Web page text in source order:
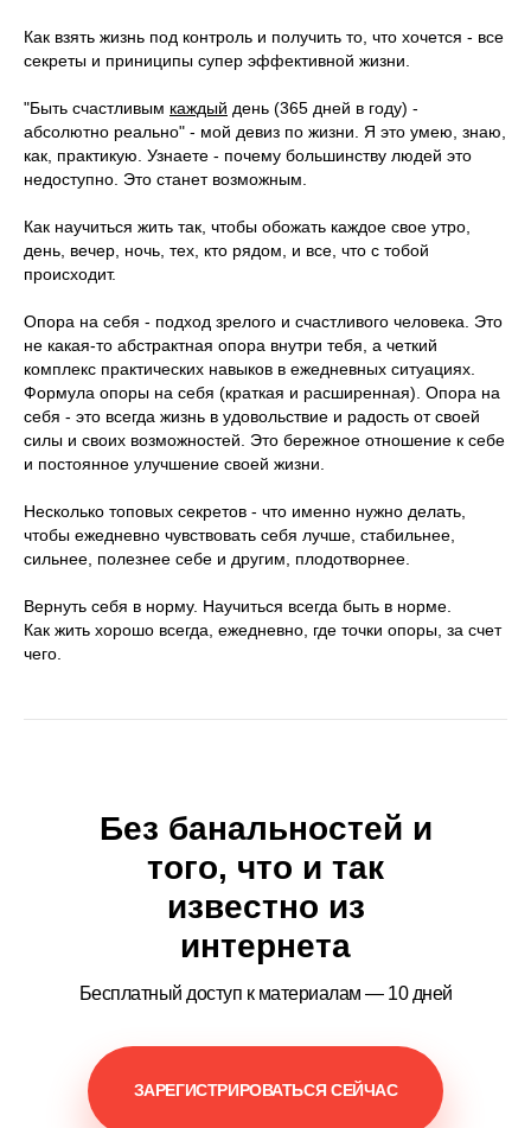
Как взять жизнь под контроль и получить то, что хочется - все
секреты и приниципы супер эффективной жизни.
"Быть счастливым каждый день (365 дней в году) -
абсолютно реально" - мой девиз по жизни. Я это умею, знаю,
как, практикую. Узнаете - почему большинству людей это
недоступно. Это станет возможным.
Как научиться жить так, чтобы обожать каждое свое утро,
день, вечер , ночь, тех, кто рядом, и все, что с тобой
происходит.
Опора на себя - подход зрелого и счастливого человека. Это
не какая-то абстрактная опора внутри тебя, а четкий
комплекс практических навыков в ежедневных ситуациях.
Формула опоры на себя (краткая и расширенная). Опора на
себя - это всегда жизнь в удовольствие и радость от своей
силы и своих возможностей. Это бережное отношение к себе
и постоянное улучшение своей жизни.
Несколько топовых секретов - что именно нужно делать,
чтобы ежедневно чувствовать себя лучше, стабильнее,
сильнее, полезнее себе и другим, плодотворнее
Вернуть себя в норму. Научиться всегда быть в норме.
Как жить хорошо всегда, ежедневно, где точки опоры, за счет
чего.
Без банальностей и
того, что и так
известно из
интернета
ЗАРЕГИСТРИРОВАТЬСЯ СЕЙЧАС
Бесплатный доступ к материалам — 10 дней